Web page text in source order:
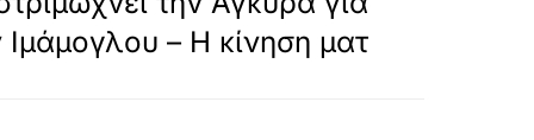
Ιμάμογλου – Η κίνηση ματ